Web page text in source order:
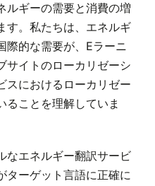
ルギーの需要と消費の増
す。私たちは、エネルギ
際的な需要が、Eラーニ
サイトのローカリゼーシ
スにおけるローカリゼー
ることを理解していま
なエネルギー翻訳サービ
ターゲット言語に正確に